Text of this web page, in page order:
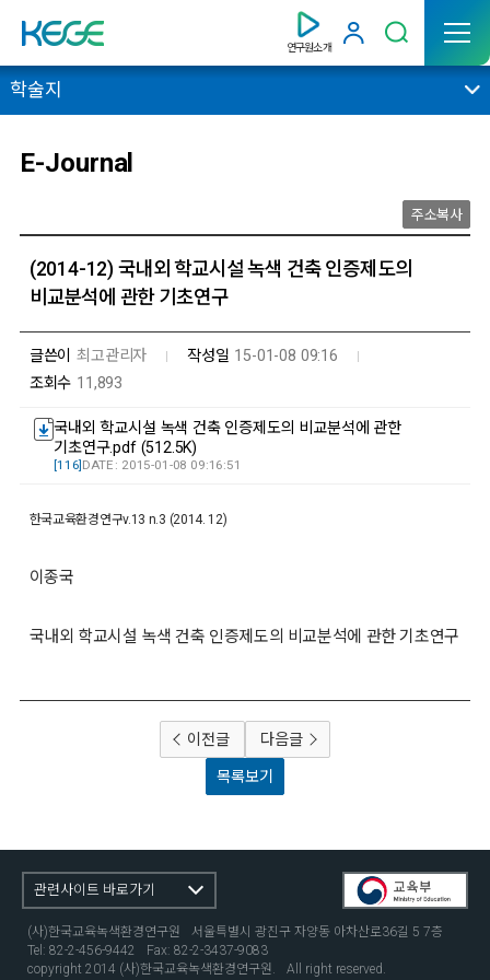
연구원소개
학술지
E-Journal
주소복사
(2014-12) 국내외 학교시설 녹색 건축 인증제도의
비교분석에 관한 기초연구
글쓴이 최고관리자 작성일 15-01-08 09:16
조회수 11,893
국내외 학교시설 녹색 건축 인증제도의 비교분석에 관한
기초연구.pdf (512.5K)
[116]DATE : 2015-01-08 09:16:51
한국교육환경연구v.13 n.3 (2014. 12)
이종국
국내외 학교시설 녹색 건축 인증제도의 비교분석에 관한 기초연구
이전글 다음글
목록보기
(사)한국교육녹색환경연구원
서울특별시 광진구 자양동 아차산로36길 5 7층
Tel: 82-2-456-9442
Fax: 82-2-3437-9083
copyright 2014 (사)한국교육녹색환경연구원.
All right reserved.
관련사이트 바로가기